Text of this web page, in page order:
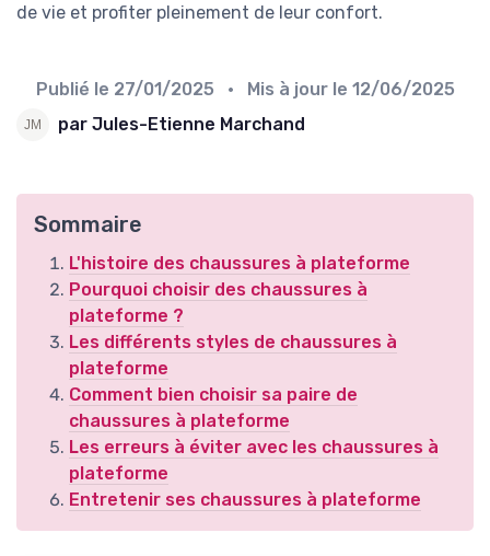
de vie et profiter pleinement de leur confort.
Publié le 27/01/2025 • Mis à jour le 12/06/2025
par Jules-Etienne Marchand
Sommaire
L'histoire des chaussures à plateforme
Pourquoi choisir des chaussures à
plateforme ?
Les différents styles de chaussures à
plateforme
Comment bien choisir sa paire de
chaussures à plateforme
Les erreurs à éviter avec les chaussures à
plateforme
Entretenir ses chaussures à plateforme